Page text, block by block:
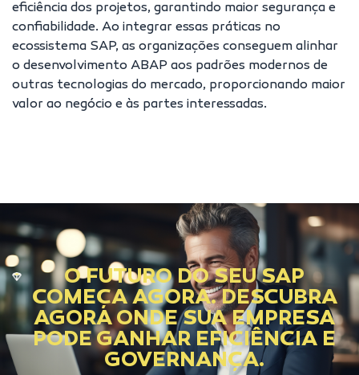
eficiência dos projetos, garantindo maior segurança e
confiabilidade. Ao integrar essas práticas no
ecossistema SAP, as organizações conseguem alinhar
o desenvolvimento ABAP aos padrões modernos de
outras tecnologias do mercado, proporcionando maior
valor ao negócio e às partes interessadas.
O FUTURO DO SEU SAP
COMEÇA AGORA. DESCUBRA
AGORA ONDE SUA EMPRESA
PODE GANHAR EFICIÊNCIA E
GOVERNANÇA.